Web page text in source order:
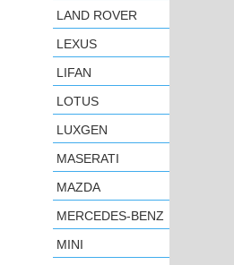
LAND ROVER
LEXUS
LIFAN
LOTUS
LUXGEN
MASERATI
MAZDA
MERCEDES-BENZ
MINI